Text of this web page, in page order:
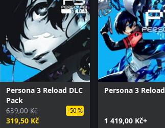
Persona 3 Reload DLC
Pack
639,00 Kč
319,50 Kč
-50 %
Persona 3 Reload
1 419,00 Kč+